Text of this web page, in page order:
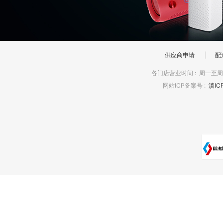
供应商申请 配
各门店营业时间 : 周一至
网站ICP备案号 : 滇